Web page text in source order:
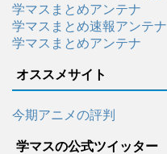
学マスまとめアンテナ
学マスまとめ速報アンテナ
学マスまとめアンテナ
オススメサイト
今期アニメの評判
学マスの公式ツイッター